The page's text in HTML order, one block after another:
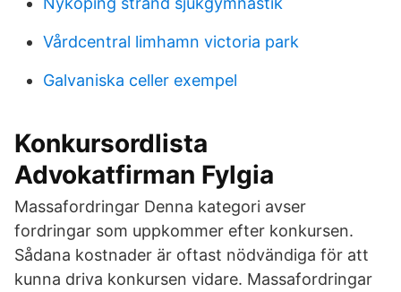
Vårdcentral limhamn victoria park
Galvaniska celler exempel
Konkursordlista
Advokatfirman Fylgia
Massafordringar Denna kategori avser
fordringar som uppkommer efter konkursen.
Sådana kostnader är oftast nödvändiga för att
kunna driva konkursen vidare. Massafordringar